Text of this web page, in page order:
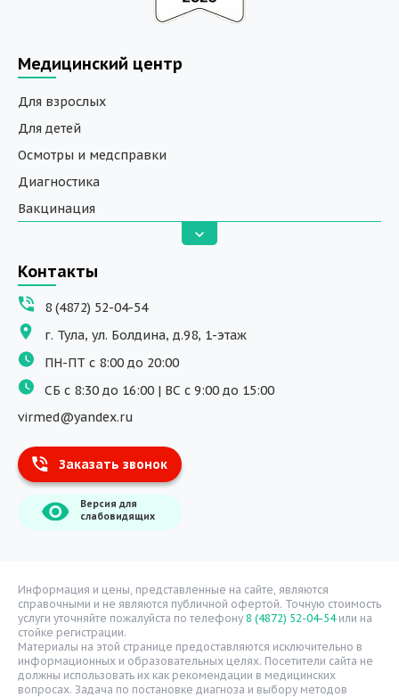
Медицинский центр
Для взрослых
Для детей
Осмотры и медсправки
Диагностика
Вакцинация
Вызов на дом
ДНК исследования
Программы обучения
Физиотерапия
ДМС
Массаж
Тест на хеликобактер
Информация
О компании
Расписание врачей
Надзорные органы
Статьи
Вопрос-ответ
Контакты
8 (4872) 52-04-54
г. Тула, ул. Болдина, д.98, 1-этаж
ПН-ПТ с 8:00 до 20:00
СБ с 8:30 до 16:00 | ВС с 9:00 до 15:00
virmed@yandex.ru
Заказать звонок
Версия для
слабовидящих
Информация и цены, представленные на сайте, являются
справочными и не являются публичной офертой. Точную стоимость
услуги уточняйте пожалуйста по телефону 8 (4872) 52-04-54или на
стойке регистрации.
Материалы на этой странице предоставляются исключительно в
информационных и образовательных целях. Посетители сайта не
должны использовать их как рекомендации в медицинских
вопросах. Задача по постановке диагноза и выбору методов